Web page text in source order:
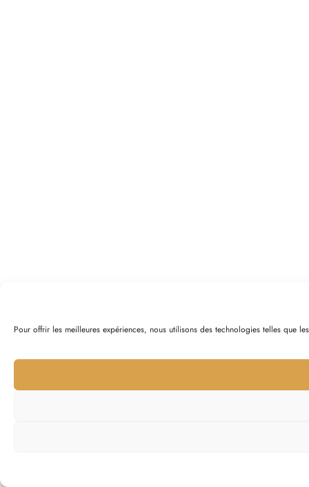
Pour offrir les meilleures expériences, nous utilisons des technologies telles que